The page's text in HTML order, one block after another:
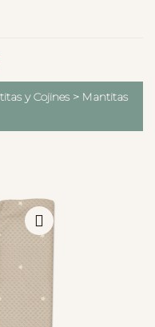
y Cojines > Mantitas